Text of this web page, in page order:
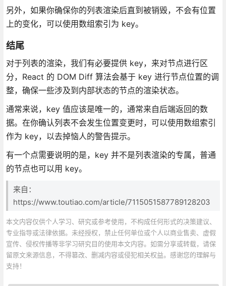
另外，如果你确保你的列表渲染后直到被销毁，不会有位置
上的变化，可以使用数组索引为 key。
结尾
对于列表的渲染，我们有必要提供 key，来对节点进行区
分，React 的 DOM Diff 算法会基于 key 进行节点位置的调
整，确保一些涉及到内部状态的节点的渲染状态。
通常来说，key 值应该是唯一的，通常来自后端返回的数
据。在你确认列表不会发生位置变更时，可以使用数组索引
作为 key，以去掉恼人的警告提示。
有一个点需要说明的是，key 并不是列表渲染的专属，普通
的节点也可以用 key。
来自：
https://www.toutiao.com/article/7115051587789128203
本文内容仅供个人学习、研究或参考使用，不构成任何形式的决策建议、
专业指导或法律依据。未经授权，禁止任何单位或个人以商业售卖、虚假
宣传、侵权传播等非学习研究目的使用本文内容。如需分享或转载，请保
留原文来源信息，不得篡改、删减内容或侵犯相关权益。感谢您的理解与
支持！